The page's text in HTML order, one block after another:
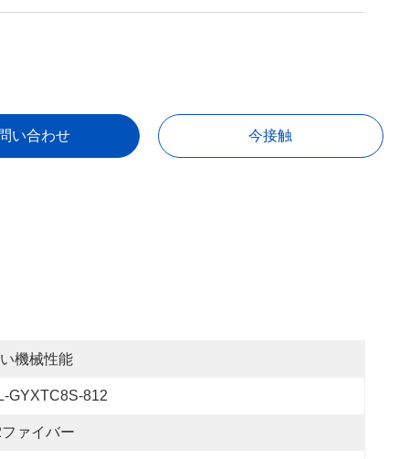
い合わせ 今接触
機械性能
GYXTC8S-812
ァイバー